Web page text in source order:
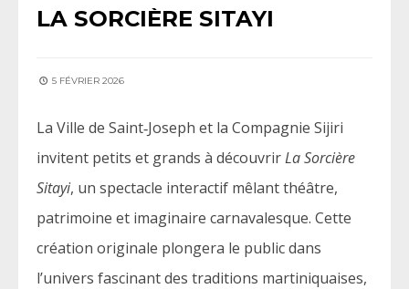
LA SORCIÈRE SITAYI
5 FÉVRIER 2026
La Ville de Saint‑Joseph et la Compagnie Sijiri
invitent petits et grands à découvrirLa Sorcière
Sitayi, un spectacle interactif mêlant théâtre,
patrimoine et imaginaire carnavalesque. Cette
création originale plongera le public dans
l’univers fascinant des traditions martiniquaises,